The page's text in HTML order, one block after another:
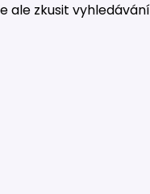
ale zkusit